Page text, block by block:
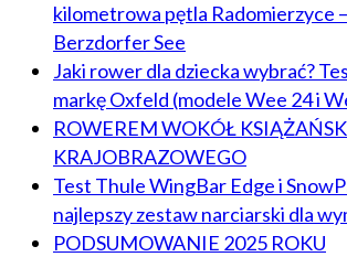
kilometrowa pętla Radomierzyce
Berzdorfer See
Jaki rower dla dziecka wybrać?
markę Oxfeld (modele Wee 24 i
ROWEREM WOKÓŁ
KRAJOBRAZOWEGO
Test Thule WingBar Edge i
najlepszy zestaw narciarski dla
PODSUMOWANIE 2025 ROKU